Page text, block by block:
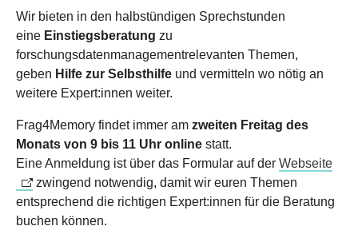
Wir bieten in den halbstündigen Sprechstunden
eine Einstiegsberatung zu
forschungsdatenmanagementrelevanten Themen,
geben Hilfe zur Selbsthilfe und vermitteln wo nötig an
weitere Expert:innen weiter.
Frag4Memory findet immer am zweiten Freitag des
Monats von 9 bis 11 Uhr online statt.
Eine Anmeldung ist über das Formular auf der Webseite
zwingend notwendig, damit wir euren Themen
entsprechend die richtigen Expert:innen für die Beratung
buchen können.